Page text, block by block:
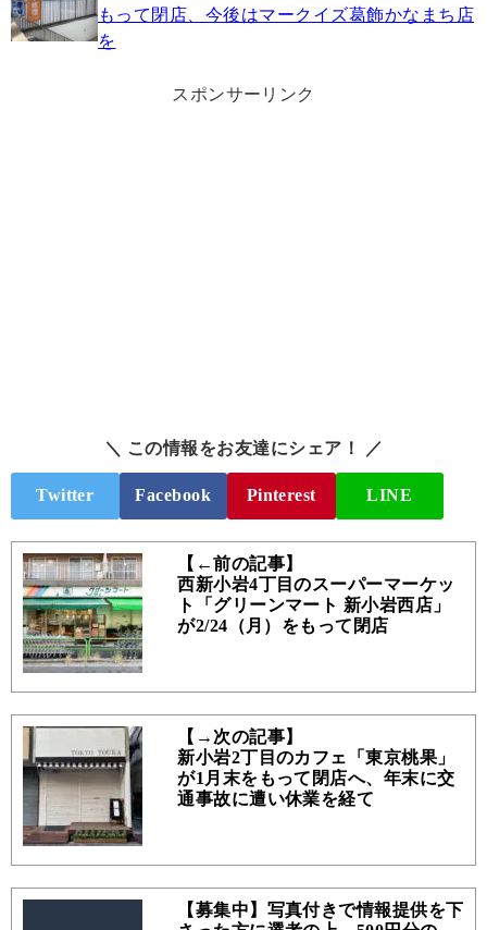
もって閉店、今後はマークイズ葛飾かなまち店
を
スポンサーリンク
＼ この情報をお友達にシェア！ ／
Twitter Facebook Pinterest LINE
【←前の記事】
西新小岩4丁目のスーパーマーケッ
ト「グリーンマート 新小岩西店」
が2/24（月）をもって閉店
【→次の記事】
新小岩2丁目のカフェ「東京桃果」
が1月末をもって閉店へ、年末に交
通事故に遭い休業を経て
【募集中】写真付きで情報提供を下